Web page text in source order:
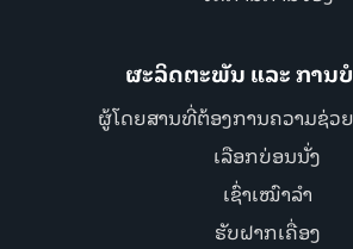
ຜະລິດຕະພັນ ແລະ ການ
ຜູ້ໂດຍສານທີ່ຕ້ອງການຄວາມຊ່ວ
ເລືອກບ່ອນນັ່ງ
ເຊົ່າເໝົາລຳ
ຮັບຝາກເຄື່ອງ